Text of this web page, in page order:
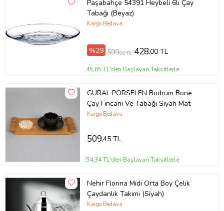
Paşabahçe 54391 Heybeli 6lı Çay
Tabağı (Beyaz)
Kargo Bedava
%29 599,00 TL 428,00 TL
45,65 TL'den Başlayan Taksitlerle
GÜRAL PORSELEN Bodrum Bone
Çay Fincanı Ve Tabağı Siyah Mat
Kargo Bedava
509,45 TL
54,34 TL'den Başlayan Taksitlerle
Nehir Florina Midi Orta Boy Çelik
Çaydanlık Takımı (Siyah)
Kargo Bedava